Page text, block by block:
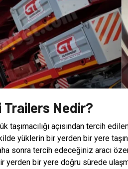
Trailers Nedir?
açısından tercih
yüklerin bir yerden bir yere
sonra tercih edeceğiniz aracı
bir yere doğru sürede